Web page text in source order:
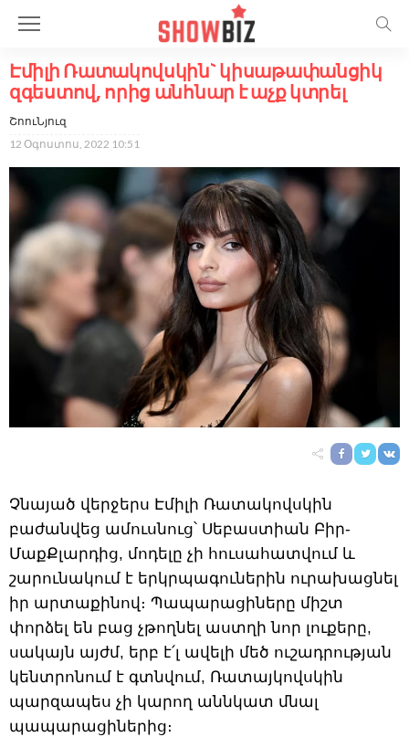
Էմիլի Ռատակովսկին` կիսաթափանցիկ
զգեստով, որից անհնար է աչք կտրել
ՇոուՆյուզ
12 Օգոստոս, 2022 10:51
Չնայած վերջերս Էմիլի Ռատակովսկին
բաժանվեց ամուսնուց՝ Սեբաստիան Բիր-
ՄաքՔլարդից, մոդելը չի ​​հուսահատվում և
շարունակում է երկրպագուներին ուրախացնել
իր արտաքինով։ Պապարացիները միշտ
փորձել են բաց չթողնել աստղի նոր լուքերը,
սակայն այժմ, երբ է՛լ ավելի մեծ ուշադրության
կենտրոնում է գտնվում, Ռատայկովսկին
պարզապես չի կարող աննկատ մնալ
պապարացիներից։